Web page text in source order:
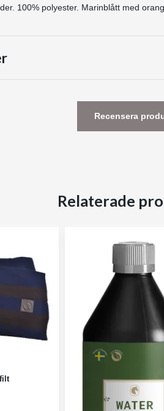
100% polyester. Marinblått med
Recensera
Relaterade